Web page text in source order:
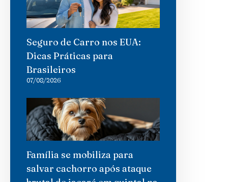
Seguro de Carro nos EUA:
Dicas Práticas para
Brasileiros
07/08/2026
Família se mobiliza para
salvar cachorro após ataque